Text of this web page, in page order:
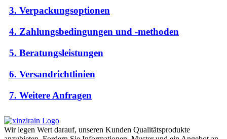
3. Verpackungsoptionen
4. Zahlungsbedingungen und -methoden
5. Beratungsleistungen
6. Versandrichtlinien
7. Weitere Anfragen
Wir legen Wert darauf, unseren Kunden Qualitätsprodukte